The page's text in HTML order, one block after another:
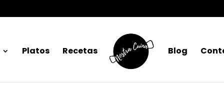
Platos Recetas Blog